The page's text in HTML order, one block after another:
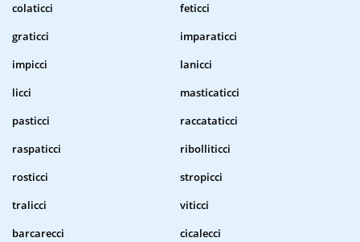
colaticci
feticci
graticci
imparaticci
impicci
lanicci
licci
masticaticci
pasticci
raccataticci
raspaticci
ribolliticci
rosticci
stropicci
tralicci
viticci
barcarecci
cicalecci